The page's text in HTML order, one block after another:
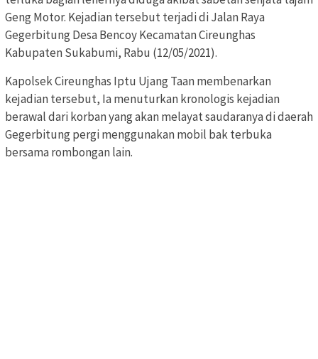
Geng Motor. Kejadian tersebut terjadi di Jalan Raya
Gegerbitung Desa Bencoy Kecamatan Cireunghas
Kabupaten Sukabumi, Rabu (12/05/2021).
Kapolsek Cireunghas Iptu Ujang Taan membenarkan
kejadian tersebut, Ia menuturkan kronologis kejadian
berawal dari korban yang akan melayat saudaranya di daerah
Gegerbitung pergi menggunakan mobil bak terbuka
bersama rombongan lain.